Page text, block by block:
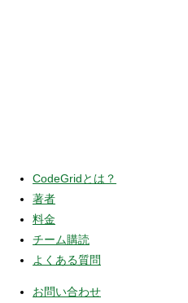
CodeGridとは？
著者
料金
チーム購読
よくある質問
お問い合わせ